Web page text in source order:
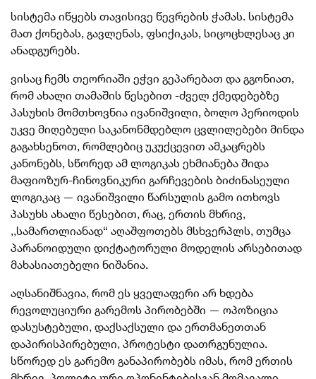
სისტემა იწყებს თავისივე წევრების ჭამას. სისტემა
მათ ქონებას, გავლენას, ფსიქიკას, სიცოცხლესაც კი
ანადგურებს.
ვისაც ჩემს თეორიაში ეჭვი გეპარებათ და გგონიათ,
რომ ახალი თამაშის წესებით -ძველ ქმედებებზე
პასუხის მომთხოვნია ივანიშვილი, ბოლო პერიოდის
უკვე მიღებული საკანონმდებლო ცვლილებები მინდა
გაგახსენოთ, რომლებიც უკუქცევით ამკაცრებს
კანონებს, სწორედ ამ ლოგიკას ეხმიანება შიდა
მაფიოზურ-ჩინოვნიკური გარჩევების ბიძინასეული
ლოგიკაც — ივანიშვილი წარსულის გამო ითხოვს
პასუხს ახალი წესებით, რაც, ერთის მხრივ,
,,სამართლიანად“ აღაშფოთებს მსხვერპლს, თუმცა
პარანოიდული დიქტატორული მოდელის არსებითად
მახასიათებელი ნიშანია.
აღსანიშნავია, რომ ეს ყველაფერი არ ხდება
რევოლუციური გარემოს პირობებში — ოპოზიცია
დასუსტებული, დაქსაქსული და ერთმანეთთან
დაპირისპირებული, პროტესტი დათრგუნულია.
სწორედ ეს გარემო განაპირობებს იმას, რომ ერთის